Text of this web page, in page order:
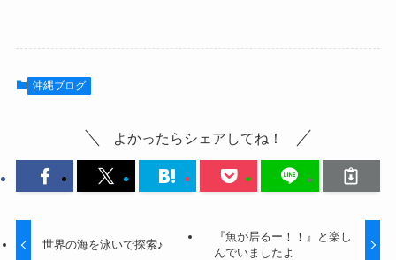
沖縄ブログ
よかったらシェアしてね！
世界の海を泳いで探索♪
『魚が居るー！！』と楽し
んでいましたよ